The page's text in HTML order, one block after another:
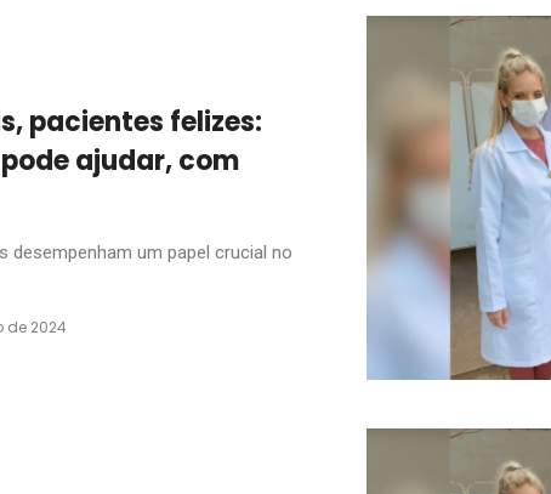
pacientes felizes:
ajudar, com
desempenham um papel crucial no
de 2024